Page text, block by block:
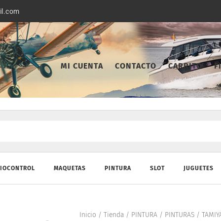
MI CUENTA CONTACTO CARRITO
MAQUETAS PINTURA SLOT JUGUETES
Inicio / Tienda/ PINTURA/ PINTURAS/